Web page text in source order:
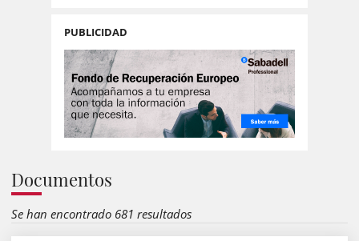
PUBLICIDAD
Documentos
Se han encontrado 681 resultados